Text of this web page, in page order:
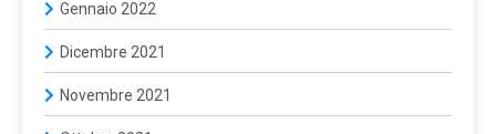
Gennaio 2022
Dicembre 2021
Novembre 2021